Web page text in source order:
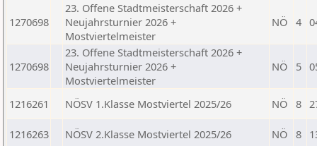
1270698
23. Offene Stadtmeisterschaft 2026 +
Neujahrsturnier 2026 +
Mostviertelmeister
NÖ 4
1270698
23. Offene Stadtmeisterschaft 2026 +
Neujahrsturnier 2026 +
Mostviertelmeister
NÖ 5
1216261 NÖSV 1.Klasse Mostviertel 2025/26 NÖ 8
1216263 NÖSV 2.Klasse Mostviertel 2025/26 NÖ 8